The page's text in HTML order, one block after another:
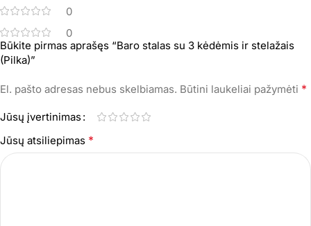
0
0
Būkite pirmas aprašęs “Baro stalas su 3 kėdėmis ir stelažais
(Pilka)”
El. pašto adresas nebus skelbiamas. Būtini laukeliai pažymėti *
Jūsų įvertinimas
Jūsų atsiliepimas *